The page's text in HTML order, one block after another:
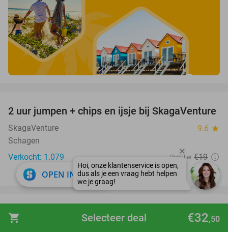
shopping_cart €32,50
Selecteer deal
45%
2 uur jumpen + chips en ijsje bij SkagaVenture
SkagaVenture 9.6 star
Schagen
Verkocht: 1.079
Regulier €19
€10,50
15%
favorite_border
All-in entreeticket voor Verkeers- en
OPEN IN APP close